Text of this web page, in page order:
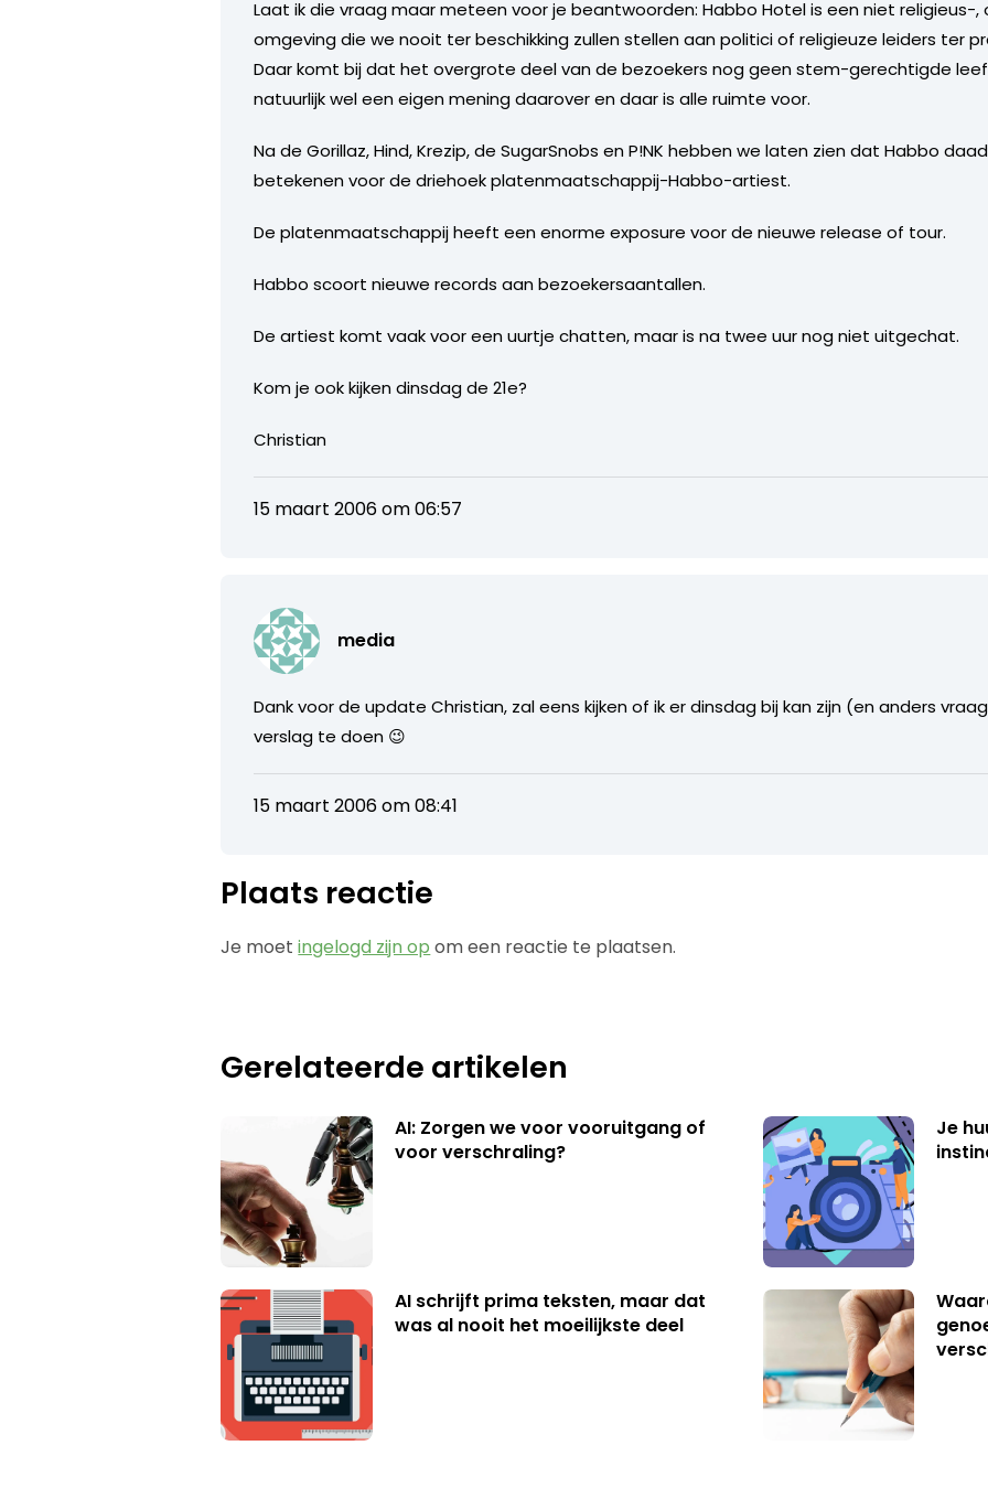
Laat ik die vraag maar meteen voor je beantwoorden: Habbo Hotel is een niet religieus-,
omgeving die we nooit ter beschikking zullen stellen aan politici of religieuze leiders ter
Daar komt bij dat het overgrote deel van de bezoekers nog geen stem-gerechtigde
natuurlijk wel een eigen mening daarover en daar is alle ruimte voor.
Na de Gorillaz, Hind, Krezip, de SugarSnobs en P!NK hebben we laten zien dat Habbo
betekenen voor de driehoek platenmaatschappij-Habbo-artiest.
De platenmaatschappij heeft een enorme exposure voor de nieuwe release of tour.
Habbo scoort nieuwe records aan bezoekersaantallen.
De artiest komt vaak voor een uurtje chatten, maar is na twee uur nog niet uitgechat.
Kom je ook kijken dinsdag de 21e?
Christian
15 maart 2006 om 06:57
media
Dank voor de update Christian, zal eens kijken of ik er dinsdag bij kan zijn (en anders
verslag te doen 😉
15 maart 2006 om 08:41
Plaats reactie
Je moetingelogd zijn op om een reactie te plaatsen.
Gerelateerde artikelen
AI: Zorgen we voor vooruitgang of
voor verschraling?
Je
AI schrijft prima teksten, maar dat
was al nooit het moeilijkste deel